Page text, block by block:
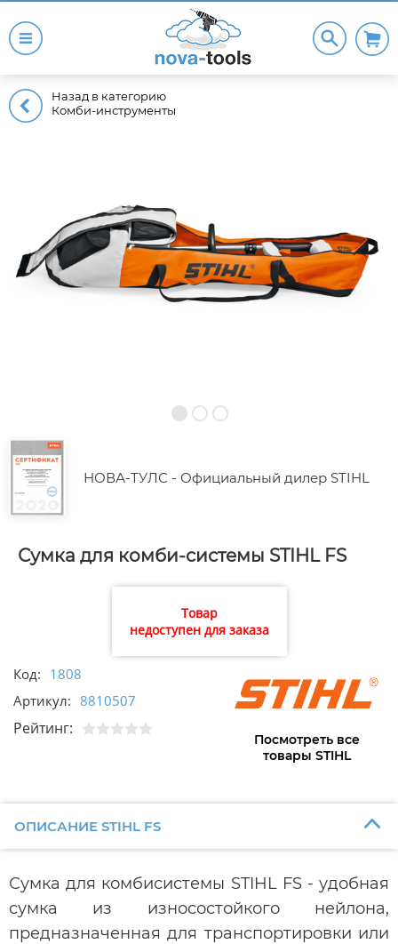
Назад в категорию
Комби-инструменты
НОВА-ТУЛС - Официальный дилер STIHL
Сумка для комби-системы STIHL FS
Товар
недоступен для заказа
Код: 1808
Артикул: 8810507
Рейтинг:
Посмотреть все
товары STIHL
ОПИСАНИЕ STIHL FS
Сумка для комбисистемы STIHL FS - удобная
сумка из износостойкого нейлона,
предназначенная для транспортировки или